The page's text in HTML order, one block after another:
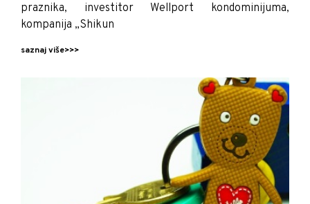
praznika, investitor Wellport kondominijuma,
kompanija „Shikun
saznaj više>>>